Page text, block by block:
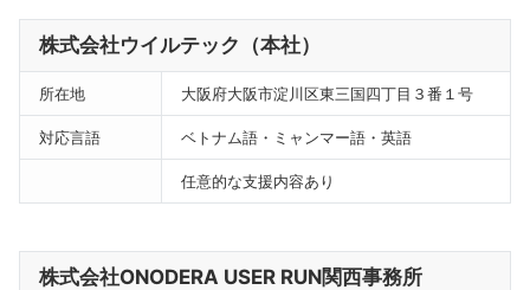
株式会社ウイルテック（本社）
所在地 大阪府大阪市淀川区東三国四丁目３番１号
対応言語 ベトナム語・ミャンマー語・英語
任意的な支援内容あり
株式会社ONODERA USER RUN関西事務所